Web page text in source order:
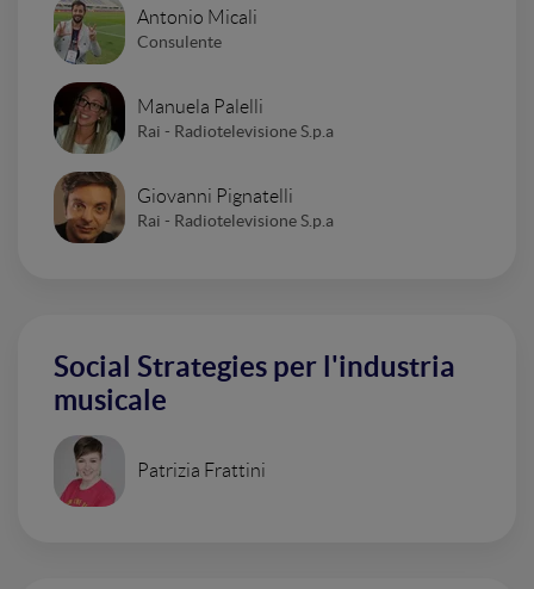
Antonio Micali
Consulente
Manuela Palelli
Rai - Radiotelevisione S.p.a
Giovanni Pignatelli
Rai - Radiotelevisione S.p.a
Social Strategies per l'industria
musicale
Patrizia Frattini